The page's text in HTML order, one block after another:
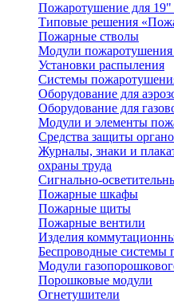
Пожаротушение для
Типовые решения
Пожарные стволы
Модули пожаротушения
Установки распыления
Системы
Оборудование для
Оборудование для
Модули и элементы
Средства защиты
Журналы, знаки и
охраны труда
Сигнально-
Пожарные шкафы
Пожарные щиты
Пожарные вентили
Изделия
Беспроводные системы
Модули
Порошковые модули
Огнетушители